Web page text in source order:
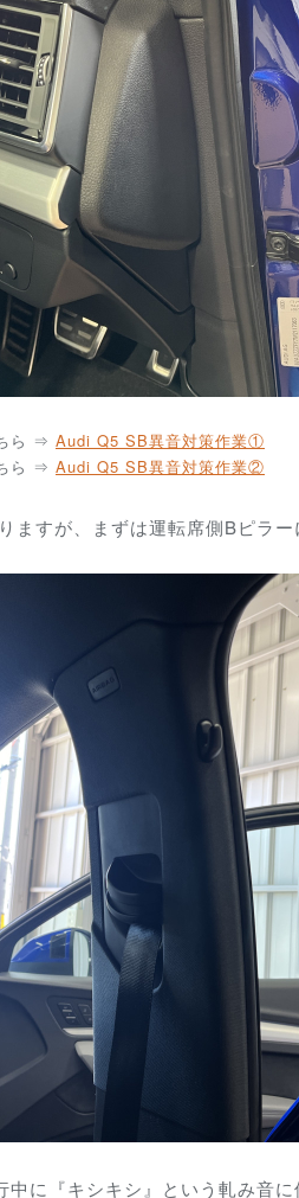
ら ⇒ Audi Q5 SB異音対策作業①
ら ⇒ Audi Q5 SB異音対策作業②
ますが、まずは運転席側Bピラ
中に『キシキシ』という軋み音